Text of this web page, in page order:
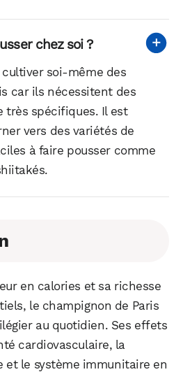
chez soi ?
soi-même des
car ils nécessitent des
très spécifiques. Il est
vers des variétés de
à faire pousser comme
en calories et sa richesse
le champignon de Paris
au quotidien. Ses effets
cardiovasculaire, la
et le système immunitaire en